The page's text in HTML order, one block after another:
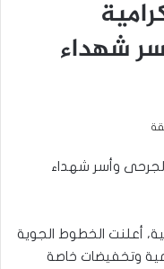
شهداء
لجرحى وأسر شهداء
أعلنت الخطوط الجوية
وتخفيضات خاصة